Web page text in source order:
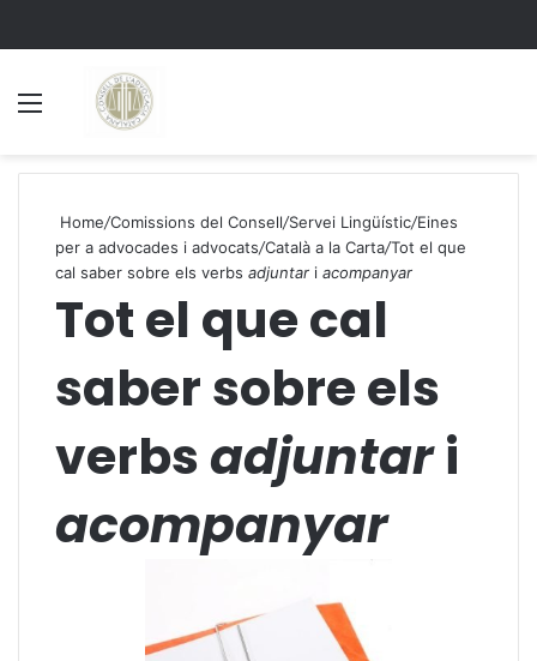
Home/Comissions del Consell/Servei Lingüístic/Eines
per a advocades i advocats/Català a la Carta/Tot el que
cal saber sobre els verbs adjuntar i acompanyar
Tot el que cal
saber sobre els
verbsadjuntari
acompanyar